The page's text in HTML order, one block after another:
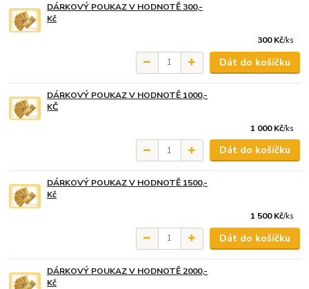
DÁRKOVÝ POUKAZ V HODNOTĚ 300,-
Kč
300 Kč/ks
Dát do košíčku
DÁRKOVÝ POUKAZ V HODNOTĚ 1000,-
KČ
1 000 Kč/ks
Dát do košíčku
DÁRKOVÝ POUKAZ V HODNOTĚ 1500,-
Kč
1 500 Kč/ks
Dát do košíčku
DÁRKOVÝ POUKAZ V HODNOTĚ 2000,-
Kč